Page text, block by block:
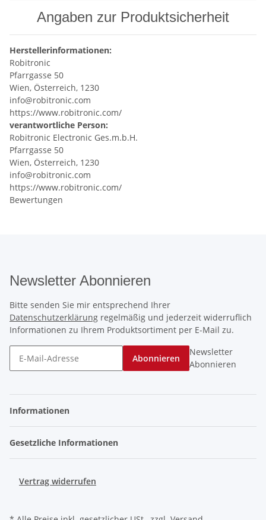
Angaben zur Produktsicherheit
Herstellerinformationen:
Robitronic
Pfarrgasse 50
Wien, Österreich, 1230
info@robitronic.com
https://www.robitronic.com/
verantwortliche Person:
Robitronic Electronic Ges.m.b.H.
Pfarrgasse 50
Wien, Österreich, 1230
info@robitronic.com
https://www.robitronic.com/
Bewertungen
Newsletter Abonnieren
Bitte senden Sie mir entsprechend Ihrer
Datenschutzerklärung regelmäßig und jederzeit widerruflich
Informationen zu Ihrem Produktsortiment per E-Mail zu.
Abonnieren
Newsletter
Abonnieren
Informationen
Gesetzliche Informationen
Vertrag widerrufen